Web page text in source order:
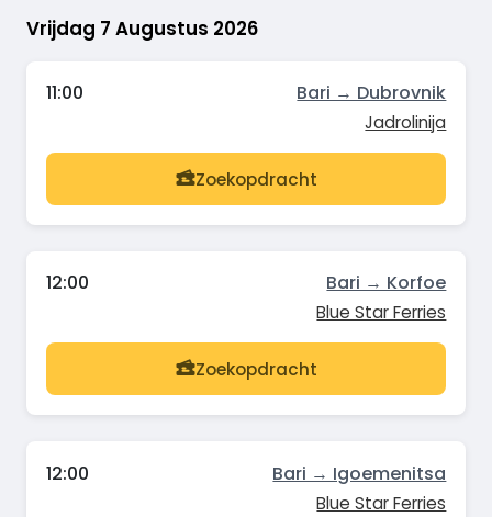
Vrijdag 7 Augustus 2026
11:00 Bari → Dubrovnik
Jadrolinija
Zoekopdracht
12:00 Bari → Korfoe
Blue Star Ferries
Zoekopdracht
12:00 Bari → Igoemenitsa
Blue Star Ferries